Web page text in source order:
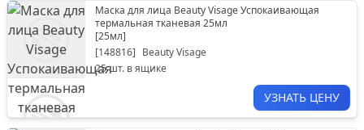
Маска для лица Beauty Visage Успокаивающая
термальная тканевая 25мл
[25мл]
[148816] Beauty Visage
25шт. в ящике
УЗНАТЬ ЦЕНУ